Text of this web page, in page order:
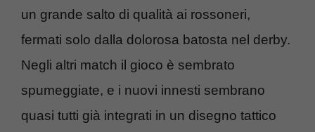
un grande salto di qualità ai rossoneri,
fermati solo dalla dolorosa batosta nel derby.
Negli altri match il gioco è sembrato
spumeggiate, e i nuovi innesti sembrano
quasi tutti già integrati in un disegno tattico